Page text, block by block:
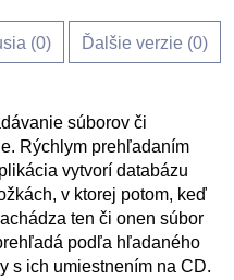
(0) Ďalšie verzie (0)
súborov či
Rýchlym prehľadaním
vytvorí databázu
v ktorej potom, keď
ten či onen súbor
podľa hľadaného
s ich umiestnením na CD.